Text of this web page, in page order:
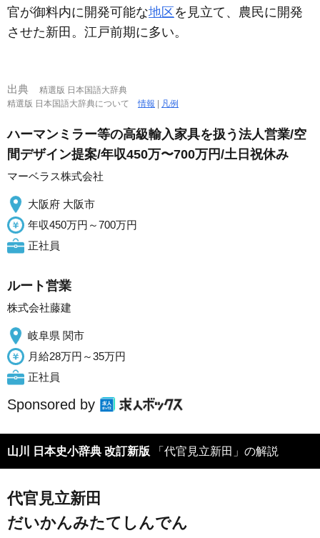
官が御料内に開発可能な地区を見立て、農民に開発
させた新田。江戸前期に多い。
出典
精選版 日本国語大辞典
精選版 日本国語大辞典について情報 | 凡例
ハーマンミラー等の高級輸入家具を扱う法人営業/空
間デザイン提案/年収450万〜700万円/土日祝休み
マーベラス株式会社
大阪府 大阪市
年収450万円～700万円
正社員
ルート営業
株式会社藤建
岐阜県 関市
月給28万円～35万円
正社員
Sponsored by
山川 日本史小辞典 改訂新版 「代官見立新田」の解説
代官見立新田
だいかんみたてしんでん